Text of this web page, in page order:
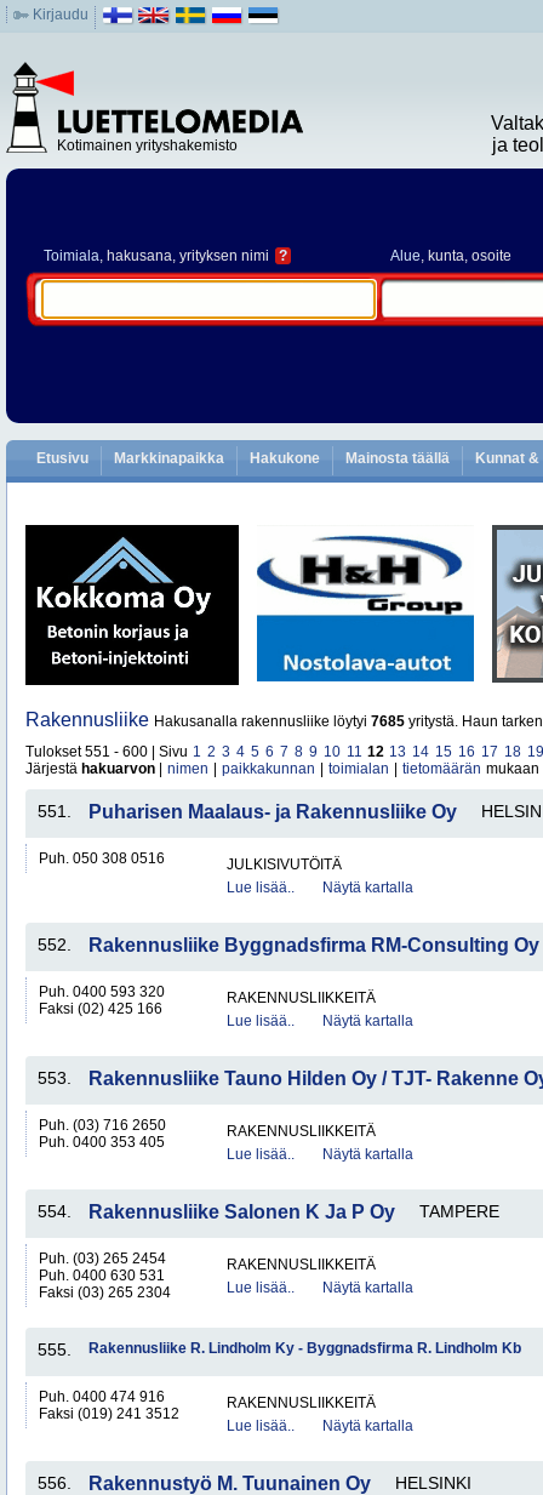
Kirjaudu
Kotimainen yrityshakemisto
ja
Toimiala, hakusana, yrityksen nimi ? Alue, kunta, osoite
Etusivu Markkinapaikka Hakukone Mainosta täällä Kunnat
Rakennusliike Hakusanalla rakennusliike löytyi 7685 yritystä. Haun
Tulokset 551 - 600 | Sivu 1 2 3 4 5 6 7 8 9 10 11 12 13 14 15 16 17 18 19
Järjestä hakuarvon nimen paikkakunnan toimialan tietomäärän mukaan
551. Puharisen Maalaus- ja Rakennusliike Oy
Puh. 050 308 0516
JULKISIVUTÖITÄ
Lue lisää..
Näytä kartalla
552. Rakennusliike Byggnadsfirma RM-Consulting Oy
Puh. 0400 593 320
Faksi (02) 425 166
RAKENNUSLIIKKEITÄ
Lue lisää..
Näytä kartalla
553. Rakennusliike Tauno Hilden Oy / TJT- Rakenne
Puh. (03) 716 2650
Puh. 0400 353 405
RAKENNUSLIIKKEITÄ
Lue lisää..
Näytä kartalla
554. Rakennusliike Salonen K Ja P Oy TAMPERE
Puh. (03) 265 2454
Puh. 0400 630 531
Faksi (03) 265 2304
RAKENNUSLIIKKEITÄ
Lue lisää..
Näytä kartalla
555. Rakennusliike R. Lindholm Ky - Byggnadsfirma R. Lindholm Kb
Puh. 0400 474 916
Faksi (019) 241 3512
RAKENNUSLIIKKEITÄ
Lue lisää..
Näytä kartalla
556. Rakennustyö M. Tuunainen Oy HELSINKI